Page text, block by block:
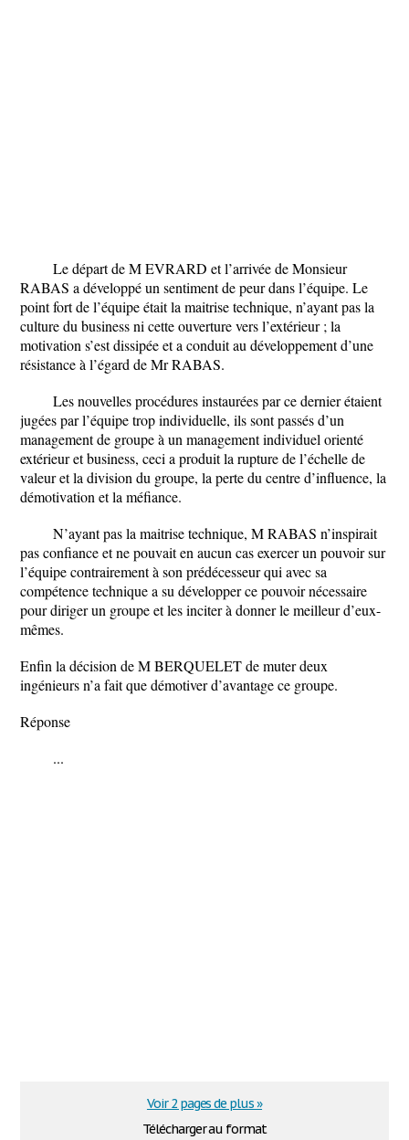
Le départ de M EVRARD et l’arrivée de Monsieur
RABAS a développé un sentiment de peur dans l’équipe. Le
point fort de l’équipe était la maitrise technique, n’ayant pas la
culture du business ni cette ouverture vers l’extérieur ; la
motivation s’est dissipée et a conduit au développement d’une
résistance à l’égard de Mr RABAS.
Les nouvelles procédures instaurées par ce dernier étaient
jugées par l’équipe trop individuelle, ils sont passés d’un
management de groupe à un management individuel orienté
extérieur et business, ceci a produit la rupture de l’échelle de
valeur et la division du groupe, la perte du centre d’influence, la
démotivation et la méfiance.
N’ayant pas la maitrise technique, M RABAS n’inspirait
pas confiance et ne pouvait en aucun cas exercer un pouvoir sur
l’équipe contrairement à son prédécesseur qui avec sa
compétence technique a su développer ce pouvoir nécessaire
pour diriger un groupe et les inciter à donner le meilleur d’eux-
mêmes.
Enfin la décision de M BERQUELET de muter deux
ingénieurs n’a fait que démotiver d’avantage ce groupe.
Réponse
...
Télécharger au format
Voir 2 pages de plus »